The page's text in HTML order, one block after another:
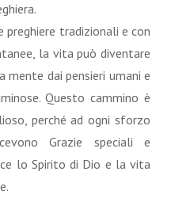
preghiere tradizionali e con
la vita può diventare
mente dai pensieri umani e
Questo cammino è
perché ad ogni sforzo
Grazie speciali e
lo Spirito di Dio e la vita